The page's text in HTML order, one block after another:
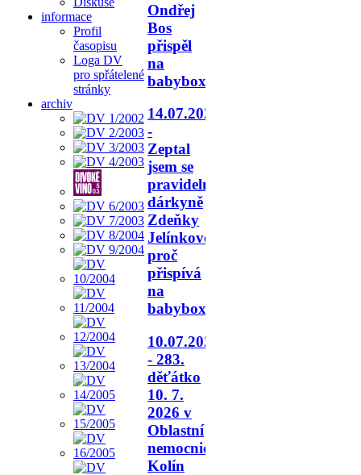
informace
Profil
časopisu
Loga DV
pro spřátelené
stránky
archiv
Ondřej
Bos
přispěl
na
babyboxy.
14.07.2026
-
Zeptal
jsem se
pravidelné
dárkyně
Zdeňky
Jelínkové,
proč
přispívá
na
babybox.
10.07.2026
- 283.
děťátko
10. 7.
2026 v
Oblastní
nemocnici
Kolín